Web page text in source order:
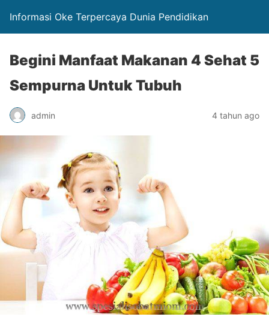
Informasi Oke Terpercaya Dunia Pendidikan
Begini Manfaat Makanan 4 Sehat 5
Sempurna Untuk Tubuh
admin 4 tahun ago